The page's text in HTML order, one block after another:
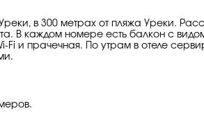
в 300 метрах от пляжа Уреки.
В каждом номере есть балкон с
и прачечная. По утрам в отеле